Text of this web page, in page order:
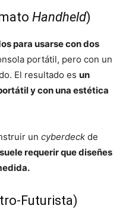
Handheld)
para usarse con dos
portátil, pero con un
El resultado es un
y con una estética
un cyberdeck de
suele requerir que diseñes
Futurista)